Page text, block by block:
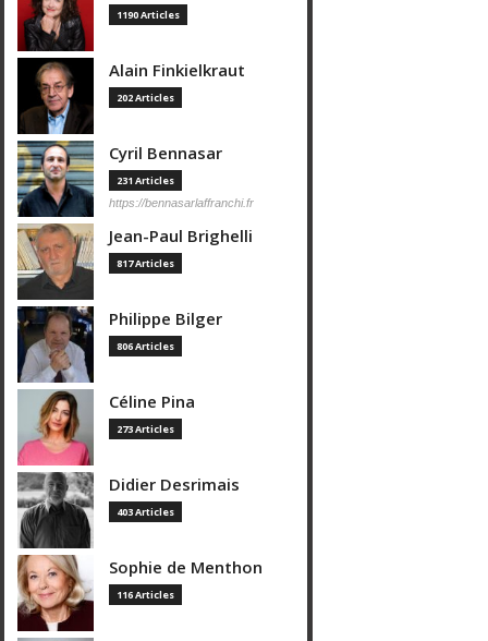
1190 Articles
Alain Finkielkraut
202 Articles
Cyril Bennasar
231 Articles
https://bennasarlaffranchi.fr
Jean-Paul Brighelli
817 Articles
Philippe Bilger
806 Articles
Céline Pina
273 Articles
Didier Desrimais
403 Articles
Sophie de Menthon
116 Articles